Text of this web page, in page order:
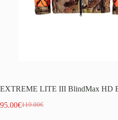
EXTREME LITE III BlindMax HD
119.00€
Algne
95.00€Praegune